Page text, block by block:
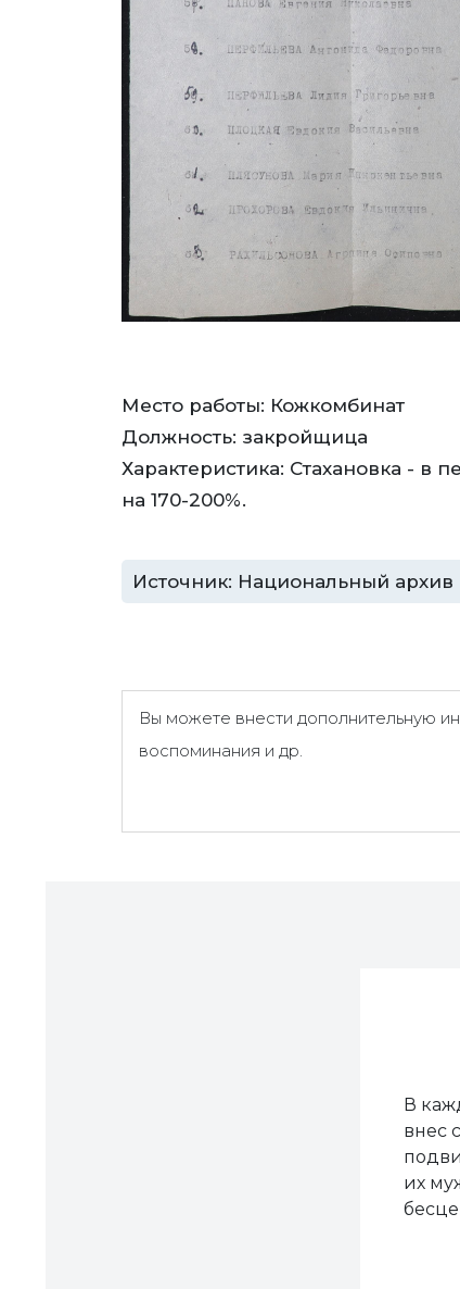
Место работы: Кожкомбинат
Должность: закройщица
Характеристика: Стахановка -
на 170-200%.
Источник: Национальный
Вы можете внести дополнительную
воспоминания и др.
В
внес
их